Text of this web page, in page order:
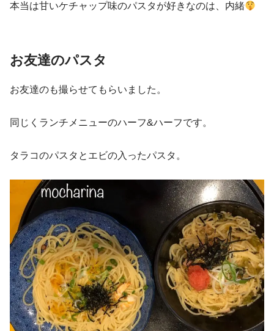
本当は甘いケチャップ味のパスタが好きなのは、内緒
お友達のパスタ
お友達のも撮らせてもらいました。
同じくランチメニューのハーフ&ハーフです。
タラコのパスタとエビの入ったパスタ。